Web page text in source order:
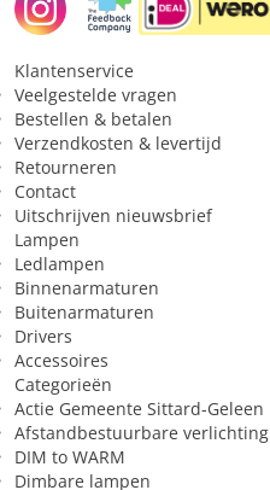
Klantenservice
Veelgestelde vragen
Bestellen & betalen
Verzendkosten & levertijd
Retourneren
Contact
Uitschrijven nieuwsbrief
Lampen
Ledlampen
Binnenarmaturen
Buitenarmaturen
Drivers
Accessoires
Categorieën
Actie Gemeente Sittard-Geleen
Afstandbestuurbare verlichting
DIM to WARM
Dimbare lampen